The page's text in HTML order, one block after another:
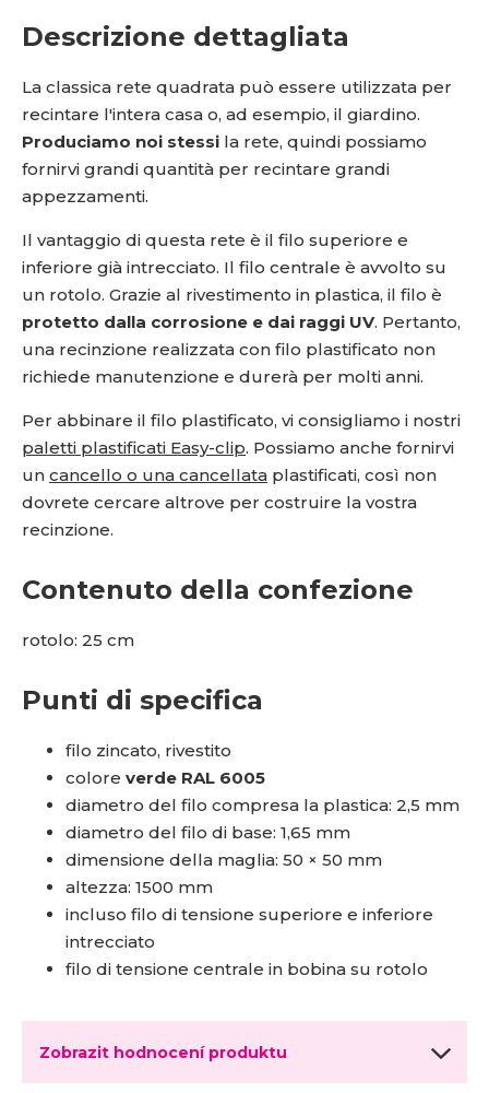
Descrizione dettagliata
La classica rete quadrata può essere utilizzata per
recintare l'intera casa o, ad esempio, il giardino.
Produciamo noi stessi la rete, quindi possiamo
fornirvi grandi quantità per recintare grandi
appezzamenti.
Il vantaggio di questa rete è il filo superiore e
inferiore già intrecciato. Il filo centrale è avvolto su
un rotolo. Grazie al rivestimento in plastica, il filo è
protetto dalla corrosione e dai raggi UV. Pertanto,
una recinzione realizzata con filo plastificato non
richiede manutenzione e durerà per molti anni.
Per abbinare il filo plastificato, vi consigliamo i nostri
paletti plastificati Easy-clip. Possiamo anche fornirvi
un cancello o una cancellata plastificati, così non
dovrete cercare altrove per costruire la vostra
recinzione.
Contenuto della confezione
rotolo: 25 cm
Punti di specifica
filo zincato, rivestito
colore verde RAL 6005
diametro del filo compresa la plastica: 2,5 mm
diametro del filo di base: 1,65 mm
dimensione della maglia: 50 × 50 mm
altezza: 1500 mm
incluso filo di tensione superiore e inferiore
intrecciato
filo di tensione centrale in bobina su rotolo
Zobrazit hodnocení produktu